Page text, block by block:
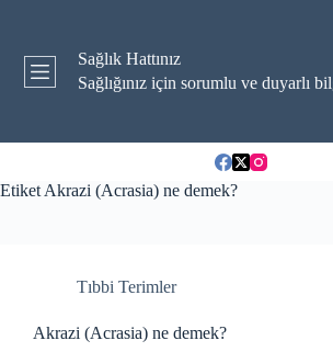
Sağlık Hattınız
Sağlığınız için sorumlu ve duyarlı
Etiket Akrazi (Acrasia) ne demek?
Tıbbi Terimler
Akrazi (Acrasia) ne demek?